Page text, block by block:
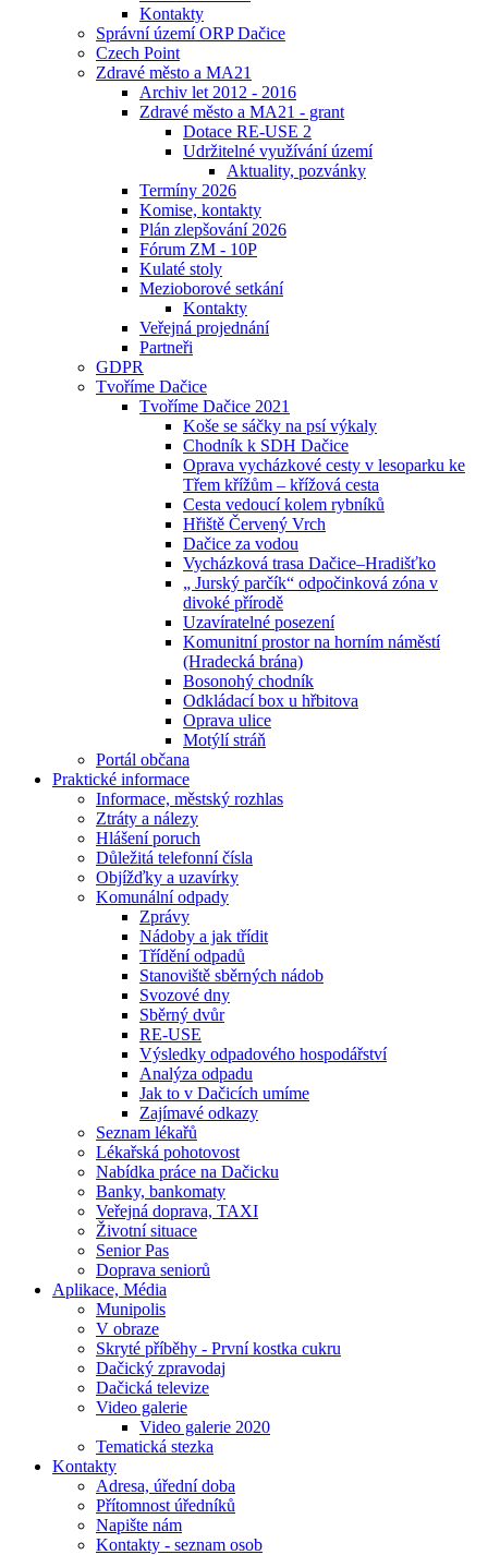
Kontakty
Správní území ORP Dačice
Czech Point
Zdravé město a MA21
Archiv let 2012 - 2016
Zdravé město a MA21 - grant
Dotace RE-USE 2
Udržitelné využívání území
Aktuality, pozvánky
Termíny 2026
Komise, kontakty
Plán zlepšování 2026
Fórum ZM - 10P
Kulaté stoly
Mezioborové setkání
Kontakty
Veřejná projednání
Partneři
GDPR
Tvoříme Dačice
Tvoříme Dačice 2021
Koše se sáčky na psí výkaly
Chodník k SDH Dačice
Oprava vycházkové cesty v lesoparku ke
Třem křížům – křížová cesta
Cesta vedoucí kolem rybníků
Hřiště Červený Vrch
Dačice za vodou
Vycházková trasa Dačice–Hradišťko
„ Jurský parčík“ odpočinková zóna v
divoké přírodě
Uzavíratelné posezení
Komunitní prostor na horním náměstí
(Hradecká brána)
Bosonohý chodník
Odkládací box u hřbitova
Oprava ulice
Motýlí stráň
Portál občana
Praktické informace
Informace, městský rozhlas
Ztráty a nálezy
Hlášení poruch
Důležitá telefonní čísla
Objížďky a uzavírky
Komunální odpady
Zprávy
Nádoby a jak třídit
Třídění odpadů
Stanoviště sběrných nádob
Svozové dny
Sběrný dvůr
RE-USE
Výsledky odpadového hospodářství
Analýza odpadu
Jak to v Dačicích umíme
Zajímavé odkazy
Seznam lékařů
Lékařská pohotovost
Nabídka práce na Dačicku
Banky, bankomaty
Veřejná doprava, TAXI
Životní situace
Senior Pas
Doprava seniorů
Aplikace, Média
Munipolis
V obraze
Skryté příběhy - První kostka cukru
Dačický zpravodaj
Dačická televize
Video galerie
Video galerie 2020
Tematická stezka
Kontakty
Adresa, úřední doba
Přítomnost úředníků
Napište nám
Kontakty - seznam osob